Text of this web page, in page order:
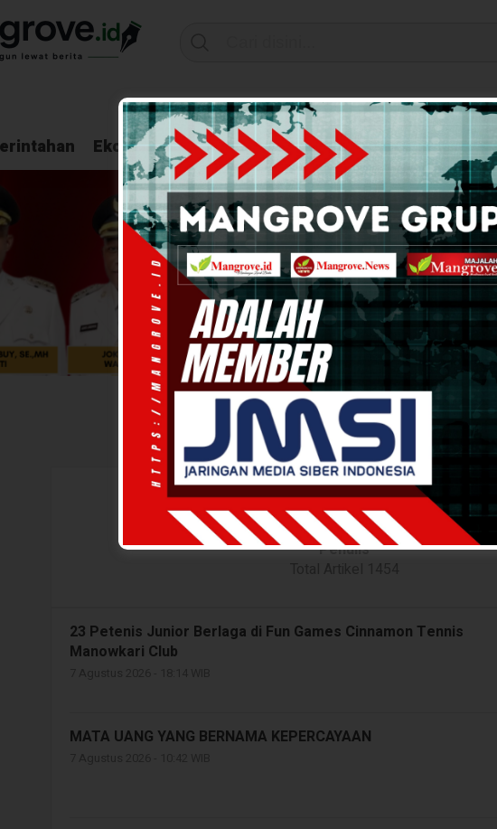
Ekonomi & Bisnis Info Tanah Papua Kesehatan
Support by
Mangrove.id
Penulis
23 Petenis Junior Berlaga di Fun Games Cinnamon Tennis
Manowkari Club
MATA UANG YANG BERNAMA KEPERCAYAAN